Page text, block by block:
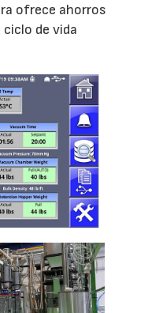
ofrece ahorros
de vida